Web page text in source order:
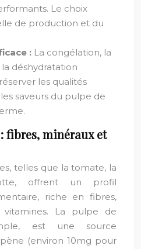
Le choix
de production et du
: La congélation, la
déshydratation
les qualités
saveurs du pulpe de
fibres, minéraux et
telles que la tomate, la
offrent un profil
riche en fibres,
La pulpe de
est une source
(environ 10mg pour